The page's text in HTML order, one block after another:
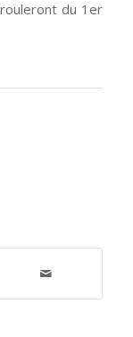
du 1er